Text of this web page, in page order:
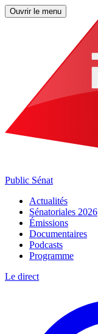
Ouvrir le menu
Public Sénat
Actualités
Sénatoriales 2026
Émissions
Documentaires
Podcasts
Programme
Le direct